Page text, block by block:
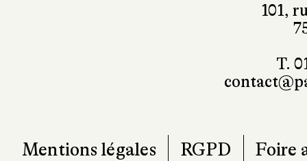
101,
T.
Mentions légales RGPD Foire